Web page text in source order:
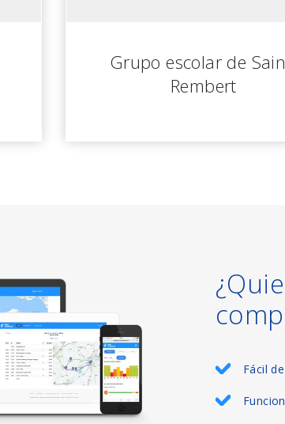
Grupo escolar de
Rembert
Fácil